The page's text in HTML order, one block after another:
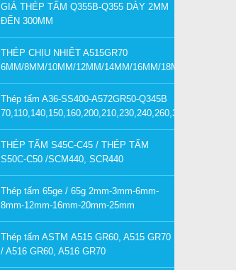
GIÁ THÉP TẤM Q355B-Q355 DÀY 2MM
ĐẾN 300MM
THÉP CHỊU NHIỆT A515GR70
6MM/8MM/10MM/12MM/14MM/16MM/18MM/20MM
Thép tấm A36-SS400-A572GR50-Q345B
70,110,140,150,160,200,210,230,240,260,300mm
THÉP TẤM S45C-C45 / THÉP TẤM
S50C-C50 /SCM440, SCR440
Thép tấm 65ge / 65g 2mm-3mm-6mm-
8mm-12mm-16mm-20mm-25mm
Thép tấm ASTM A515 GR60, A515 GR70
/ A516 GR60, A516 GR70